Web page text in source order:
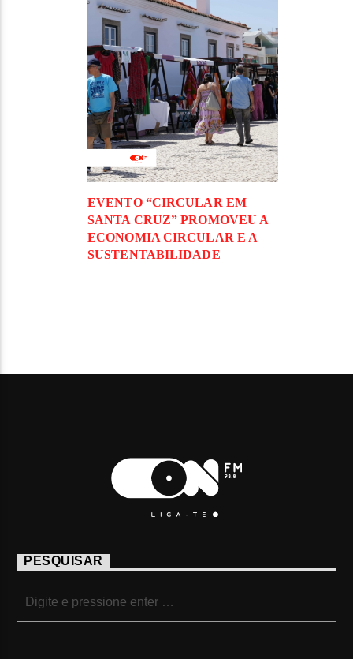
EVENTO “CIRCULAR EM
SANTA CRUZ” PROMOVEU A
ECONOMIA CIRCULAR E A
SUSTENTABILIDADE
PESQUISAR